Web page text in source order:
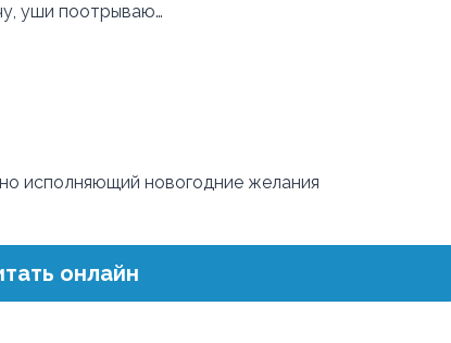
уши поотрываю…
исполняющий новогодние желания
онлайн